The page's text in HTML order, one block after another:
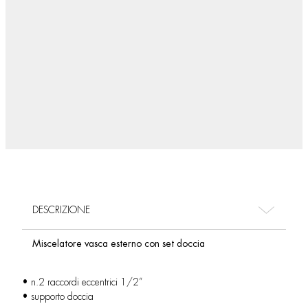
DESCRIZIONE
Miscelatore vasca esterno con set doccia
• n.2 raccordi eccentrici 1/2”
• supporto doccia